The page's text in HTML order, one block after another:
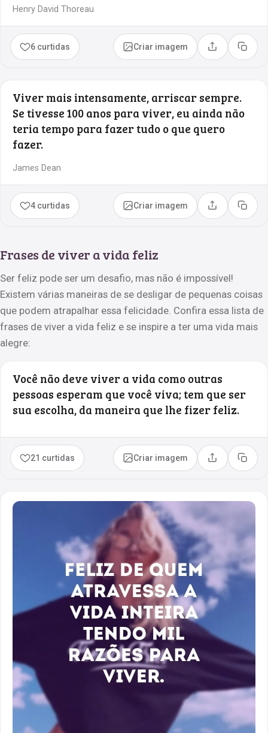
Henry David Thoreau
6 curtidas Criar imagem Compartilhar
Copiar
Viver mais intensamente, arriscar sempre.
Se tivesse 100 anos para viver, eu ainda não
teria tempo para fazer tudo o que quero
fazer.
James Dean
4 curtidas Criar imagem Compartilhar
Copiar
Frases de viver a vida feliz
Ser feliz pode ser um desafio, mas não é impossível!
Existem várias maneiras de se desligar de pequenas coisas
que podem atrapalhar essa felicidade. Confira essa lista de
frases de viver a vida feliz e se inspire a ter uma vida mais
alegre:
Você não deve viver a vida como outras
pessoas esperam que você viva; tem que ser
sua escolha, da maneira que lhe fizer feliz.
21 curtidas Criar imagem Compartilhar
Copiar